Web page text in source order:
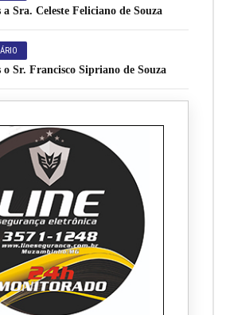
a Sra. Celeste Feliciano de Souza
o Sr. Francisco Sipriano de Souza